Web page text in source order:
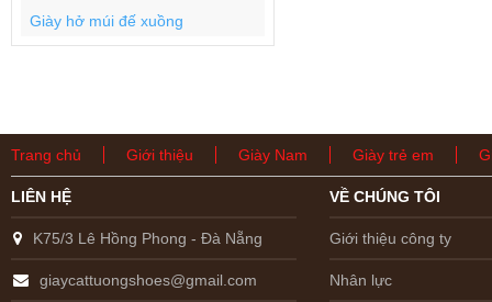
Giày hở múi đế xuồng
Trang chủ Giới thiệu Giày Nam Giày trẻ em
LIÊN HỆ
K75/3 Lê Hồng Phong - Đà Nẵng
giaycattuongshoes@gmail.com
VỀ CHÚNG TÔI
Giới thiệu công ty
Nhân lực